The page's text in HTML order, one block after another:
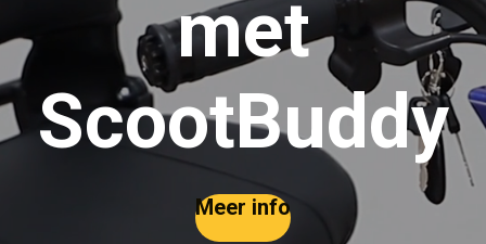
met
ScootBuddy
Meer info